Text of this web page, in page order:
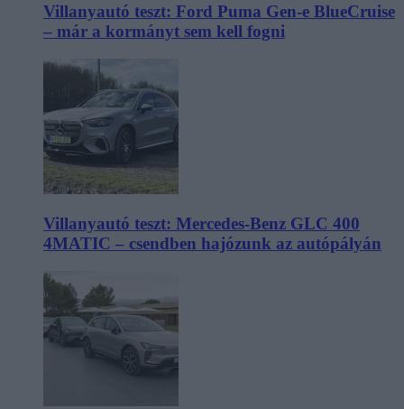
Villanyautó teszt: Ford Puma Gen-e BlueCruise
– már a kormányt sem kell fogni
Villanyautó teszt: Mercedes-Benz GLC 400
4MATIC – csendben hajózunk az autópályán